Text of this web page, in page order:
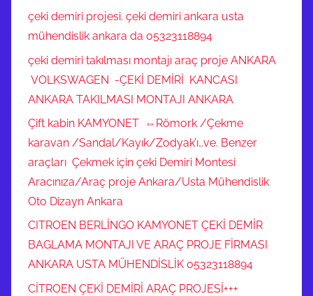
çeki demiri projesi. çeki demiri ankara usta
mühendislik ankara da 05323118894
çeki demiri takılması montajı araç proje ANKARA
VOLKSWAGEN -ÇEKİ DEMİRİ KANCASI
ANKARA TAKILMASI MONTAJI ANKARA
Çift kabin KAMYONET ⇔Römork /Çekme
karavan /Sandal/Kayık/Zodyak’ı…ve. Benzer
araçları Çekmek için çeki Demiri Montesi
Aracınıza/Araç proje Ankara/Usta Mühendislik
Oto Dizayn Ankara
CITROEN BERLİNGO KAMYONET ÇEKİ DEMİR
BAGLAMA MONTAJI VE ARAÇ PROJE FİRMASI
ANKARA USTA MÜHENDİSLİK 05323118894
CİTROEN ÇEKİ DEMİRİ ARAÇ PROJESİ+++